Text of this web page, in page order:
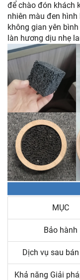
để chào đón khách
nhiên màu đen
không gian yên
làn hương dịu nhẹ
MỤC
Bảo hành
Dịch vụ sau
Khả năng Giải